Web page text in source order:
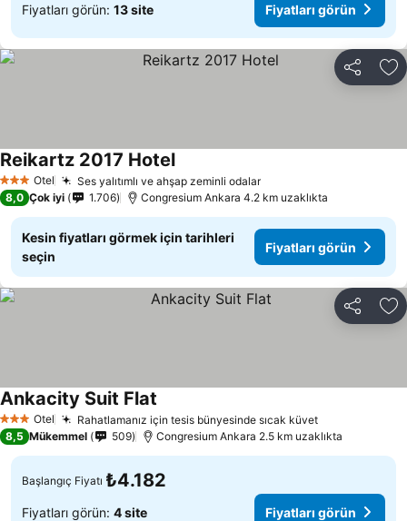
Fiyatları görün: 13 site Fiyatları görün
Paylaş
3 YıldızOtel Ses yalıtımlı ve ahşap zeminli odalar
Reikartz 2017 Hotel
8,0 Çok iyi 1.706 Congresium Ankara 4.2 km uzaklıkta
Kesin fiyatları görmek için tarihleri
seçin
Fiyatları görün
Paylaş
3 YıldızOtel Rahatlamanız için tesis bünyesinde sıcak küvet
Ankacity Suit Flat
8,5 Mükemmel 509 Congresium Ankara 2.5 km uzaklıkta
Başlangıç Fiyatı ₺4.182
Fiyatları görün: 4 site Fiyatları görün